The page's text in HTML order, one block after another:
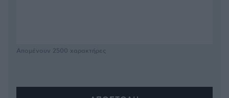
Απομένουν 2500 χαρακτήρες